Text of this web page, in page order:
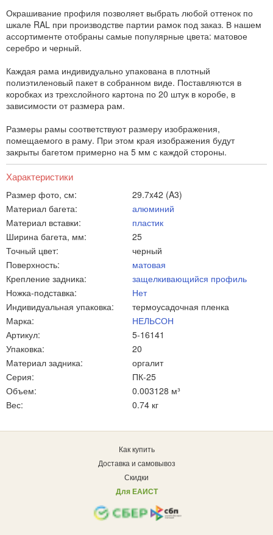
Окрашивание профиля позволяет выбрать любой оттенок по
шкале RAL при производстве партии рамок под заказ. В нашем
ассортименте отобраны самые популярные цвета: матовое
серебро и черный.
Каждая рама индивидуально упакована в плотный
полиэтиленовый пакет в собранном виде. Поставляются в
коробках из трехслойного картона по 20 штук в коробе, в
зависимости от размера рам.
Размеры рамы соответствуют размеру изображения,
помещаемого в раму. При этом края изображения будут
закрыты багетом примерно на 5 мм с каждой стороны.
Характеристики
Размер фото, см:
29.7x42 (A3)
Материал багета:
алюминий
Материал вставки:
пластик
Ширина багета, мм:
25
Точный цвет:
черный
Поверхность:
матовая
Крепление задника:
защелкивающийся профиль
Ножка-подставка:
Нет
Индивидуальная упаковка:
термоусадочная пленка
Марка:
НЕЛЬСОН
Артикул:
5-16141
Упаковка:
20
Материал задника:
оргалит
Серия:
ПК-25
Объем:
0.003128 м³
Вес:
0.74 кг
Как купить
Доставка и самовывоз
Скидки
Для ЕАИСТ